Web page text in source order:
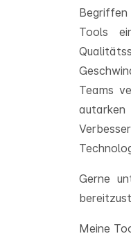
Tools
Teams
Gerne
Meine